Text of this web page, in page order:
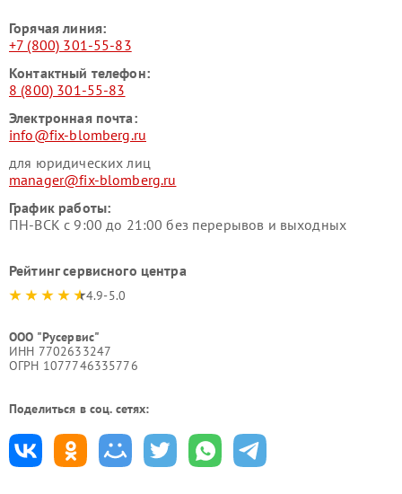
Горячая линия:
+7 (800) 301-55-83
Контактный телефон:
8 (800) 301-55-83
Электронная почта:
info@fix-blomberg.ru
для юридических лиц
manager@fix-blomberg.ru
График работы:
ПН-ВСК с 9:00 до 21:00 без перерывов и выходных
Рейтинг сервисного центра
4.9-5.0
ООО "Русервис"
ИНН 7702633247
ОГРН 1077746335776
Поделиться в соц. сетях: